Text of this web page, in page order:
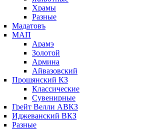
Храмы
Разные
Мадатовъ
МАП
Арамэ
Золотой
Армина
Айвазовский
Прошянский КЗ
Классические
Сувенирные
Грейт Велли АВКЗ
Иджеванский ВКЗ
Разные